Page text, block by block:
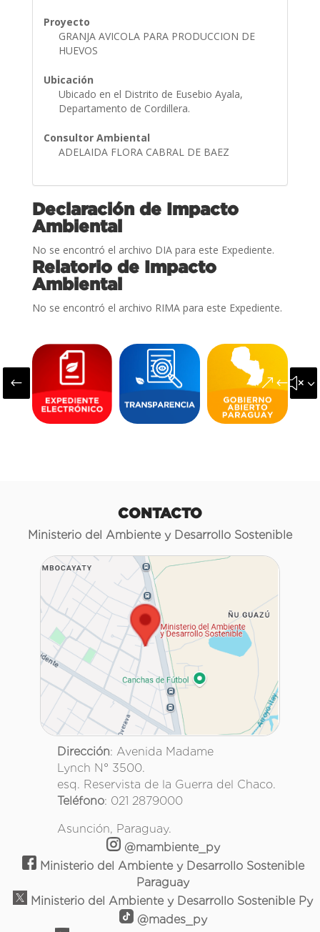
Proyecto
GRANJA AVICOLA PARA PRODUCCION DE
HUEVOS
Ubicación
Ubicado en el Distrito de Eusebio Ayala,
Departamento de Cordillera.
Consultor Ambiental
ADELAIDA FLORA CABRAL DE BAEZ
Declaración de Impacto
Ambiental
No se encontró el archivo DIA para este Expediente.
Relatorio de Impacto
Ambiental
No se encontró el archivo RIMA para este Expediente.
#
CONTACTO
Ministerio del Ambiente y Desarrollo Sostenible
Dirección: Avenida Madame
Lynch N° 3500.
esq. Reservista de la Guerra del Chaco.
Teléfono: 021 2879000
Asunción, Paraguay.
@mambiente_py
Ministerio del Ambiente y Desarrollo Sostenible
Paraguay
Ministerio del Ambiente y Desarrollo Sostenible Py
@mades_py